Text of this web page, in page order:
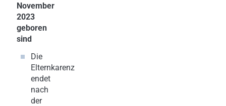
November
2023
geboren
sind
Die
Elternkarenz
endet
nach
der